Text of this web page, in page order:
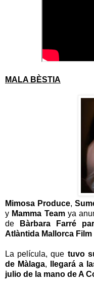
MALA BÈSTIA
Mimosa Produce,
y Mamma Teamya
de
Bàrbara Farré
Atlàntida Mallorca Film
La película, que tuvo
de Màlaga,
llegará a
julio de la mano de A